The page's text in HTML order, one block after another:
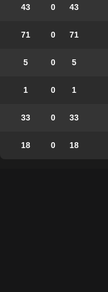
43
0
43
71
0
71
5
0
5
1
0
1
33
0
33
18
0
18